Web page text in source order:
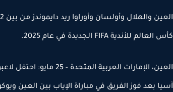
كأس العالم للأندية FIFA الجديدة في عام 2025.
العين، الإمارات العربية
آسيا بعد فوز الفريق في مباراة الإياب بين العين